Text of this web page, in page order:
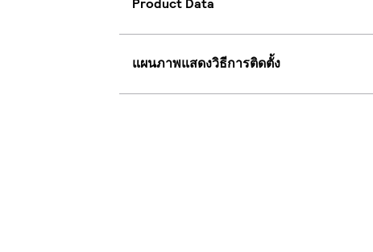
Product Data
แผนภาพแสดงวิธีการติดตั้ง